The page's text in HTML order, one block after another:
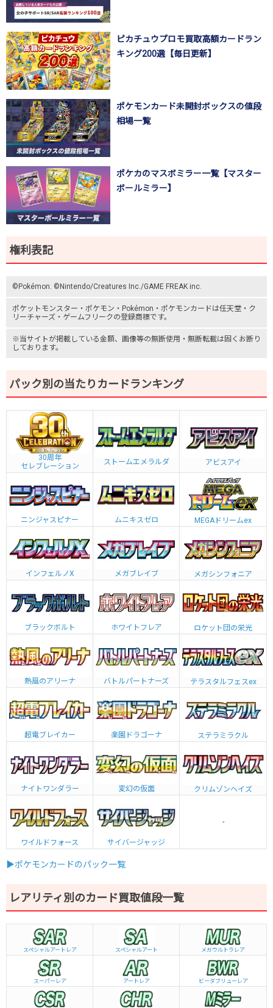
ピカチュウプロモ買取高額カードラン
キング200選【毎日更新】
ポケモンカード未開封ボックスの値段
相場一覧
ポケカのマスボミラー一覧【マスター
ボールミラー】
権利表記
©Pokémon. ©Nintendo/Creatures Inc./GAME FREAK inc.
ポケットモンスター ・ポケモン・Pokémon・ ポケモンカードは任天堂・ ク
リーチャーズ ・ ゲームフリークの登録商標です。
※当サイトが掲載している金額、画像等の無断使用・無断転載は固くお断り
しております。
パック別の当たりカードランキング
30周年
セレブレーション
ストームエメラルダ アビスアイ
ニンジャスピナー ムニキスゼロ MEGAドリームex
インフェルノX メガブレイブ メガシンフォニア
ブラックボルト ホワイトフレア ロケット団の栄光
熱風のアリーナ バトルパートナーズ テラスタルフェスex
超電ブレイカー 楽園ドラゴーナ ステラミラクル
ナイトワンダラー 変幻の仮面 クリムゾンヘイズ
ワイルドフォース サイバージャッジ
-
▶ポケモンカードのパック一覧
レアリティ別のカード買取値段一覧
スペシャルアートレア スペシャルアート メガウルトラレア
スーパーレア アートレア ビーダブリュー レア